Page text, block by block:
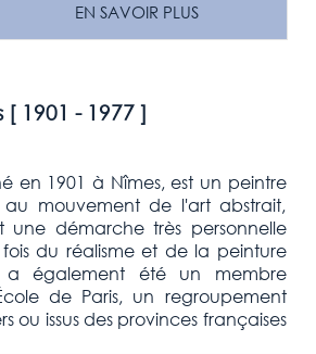
EN SAVOIR PLUS
[ 1901 - 1977]
en 1901 à Nîmes, est un peintre
au mouvement de l'art abstrait,
une démarche très personnelle
du réalisme et de la peinture
a également été un membre
de Paris, un regroupement
ou issus des provinces françaises